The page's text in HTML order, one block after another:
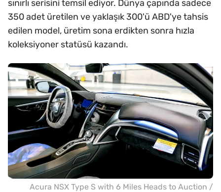
sınırlı serisini temsil ediyor. Dünya çapında sadece
350 adet üretilen ve yaklaşık 300'ü ABD'ye tahsis
edilen model, üretim sona erdikten sonra hızla
koleksiyoner statüsü kazandı.
Acura NSX Type S with 6 Miles Heads to Auction /